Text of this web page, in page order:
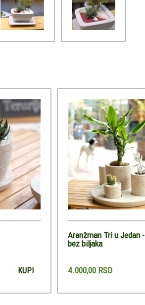
KUPI
Aranžman Tri u Jedan -
bez biljaka
4.000,00 RSD